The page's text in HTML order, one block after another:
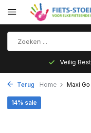
Veilig
Terug Home Maxi
14% sale